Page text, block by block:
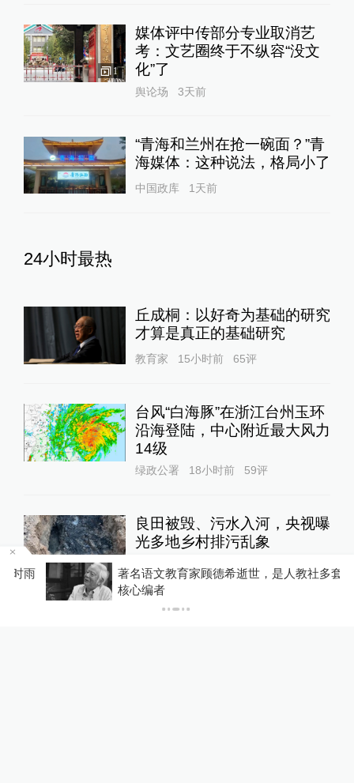
1
媒体评中传部分专业取消艺
考：文艺圈终于不纵容“没文
化”了
舆论场 3天前
“青海和兰州在抢一碗面？”青
海媒体：这种说法，格局小了
中国政库 1天前
24小时最热
丘成桐：以好奇为基础的研究
才算是真正的基础研究
教育家 15小时前 65评
台风“白海豚”在浙江台州玉环
沿海登陆，中心附近最大风力
14级
绿政公署 18小时前 59评
良田被毁、污水入河，央视曝
光多地乡村排污乱象
直击现场 11小时前 34评
著名语文教育家顾德希逝世，是人教社多套教材
核心编者